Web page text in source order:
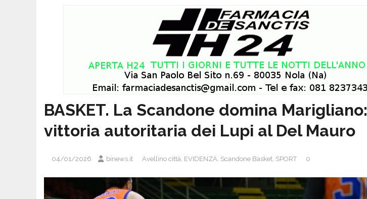
BASKET. La Scandone domina Marigliano:
vittoria autoritaria dei Lupi al Del Mauro
04/01/2026 binews.it Avellino città, EVIDENZA, Scandone Basket, SPORT 0